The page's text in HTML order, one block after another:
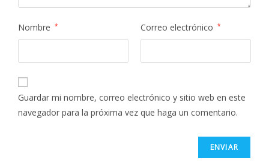
Nombre * Correo electrónico *
Guardar mi nombre, correo electrónico y sitio web en este
navegador para la próxima vez que haga un comentario.